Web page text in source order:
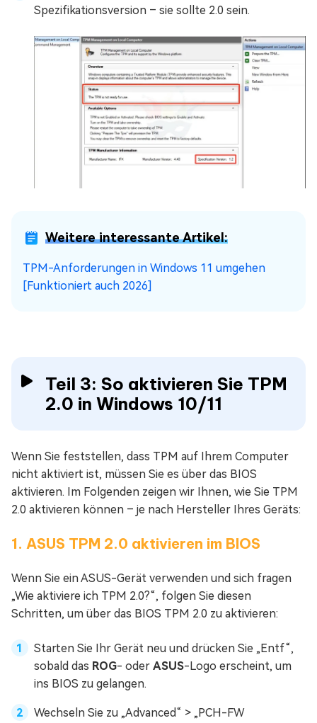
Spezifikationsversion – sie sollte 2.0 sein.
Weitere interessante Artikel:
TPM-Anforderungen in Windows 11 umgehen
[Funktioniert auch 2026]
Teil 3: So aktivieren Sie TPM
2.0 in Windows 10/11
Wenn Sie feststellen, dass TPM auf Ihrem Computer
nicht aktiviert ist, müssen Sie es über das BIOS
aktivieren. Im Folgenden zeigen wir Ihnen, wie Sie TPM
2.0 aktivieren können – je nach Hersteller Ihres Geräts:
1. ASUS TPM 2.0 aktivieren im BIOS
Wenn Sie ein ASUS-Gerät verwenden und sich fragen
„Wie aktiviere ich TPM 2.0?“, folgen Sie diesen
Schritten, um über das BIOS TPM 2.0 zu aktivieren:
Starten Sie Ihr Gerät neu und drücken Sie „Entf“,
sobald das ROG- oder ASUS-Logo erscheint, um
ins BIOS zu gelangen.
Wechseln Sie zu „Advanced“ > „PCH-FW